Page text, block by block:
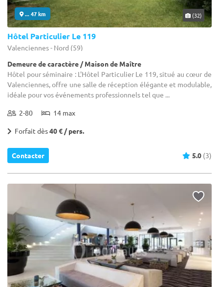
... 47 km (32)
Hôtel Particulier Le 119
Valenciennes - Nord (59)
Demeure de caractère / Maison de Maître
Hôtel pour séminaire : L'Hôtel Particulier Le 119, situé au cœur de
Valenciennes, offre une salle de réception élégante et modulable,
idéale pour vos événements professionnels tel que ...
2-80 14 max
Forfait dès40 € / pers.
Contacter 5.0 (3)